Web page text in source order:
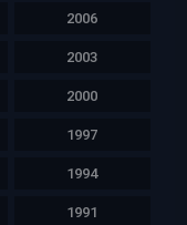
2006
2003
2000
1997
1994
1991